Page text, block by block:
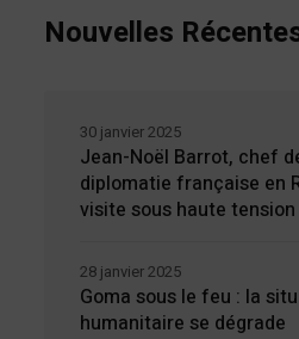
Nouvelles
Jean-Noël Barrot, chef
diplomatie française en
visite sous haute tension
30 janvier 2025
Goma sous le feu : la
humanitaire se dégrade
28 janvier 2025